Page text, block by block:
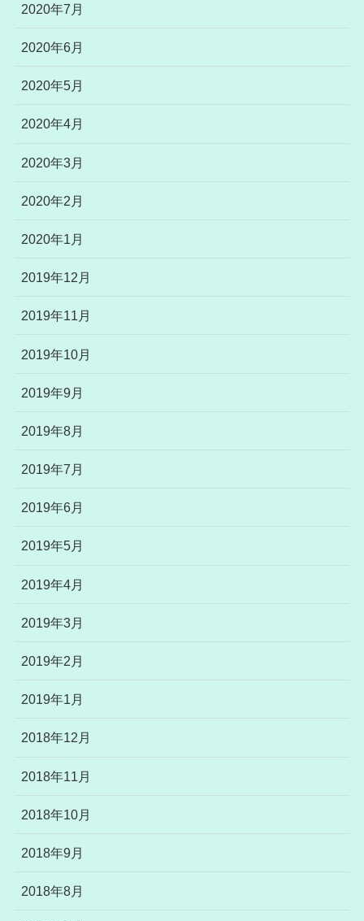
2020年7月
2020年6月
2020年5月
2020年4月
2020年3月
2020年2月
2020年1月
2019年12月
2019年11月
2019年10月
2019年9月
2019年8月
2019年7月
2019年6月
2019年5月
2019年4月
2019年3月
2019年2月
2019年1月
2018年12月
2018年11月
2018年10月
2018年9月
2018年8月